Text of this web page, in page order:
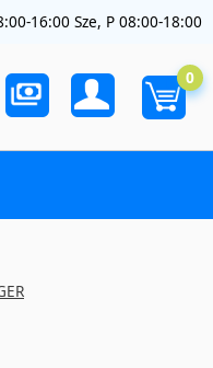
16:00 Sze, P 08:00-18:00
0